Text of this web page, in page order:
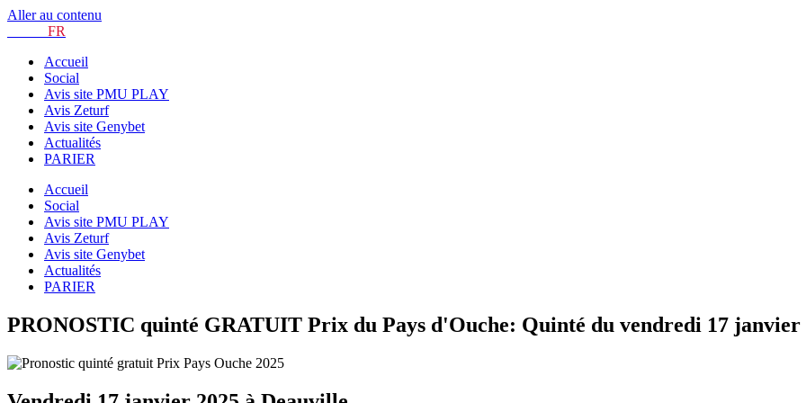
Aller au contenu
FR
Accueil
Social
Avis site PMU PLAY
Avis Zeturf
Avis site Genybet
Actualités
PARIER
Accueil
Social
Avis site PMU PLAY
Avis Zeturf
Avis site Genybet
Actualités
PARIER
PRONOSTIC quinté GRATUIT Prix du Pays d'Ouche: Quinté du vendredi 17 janvier